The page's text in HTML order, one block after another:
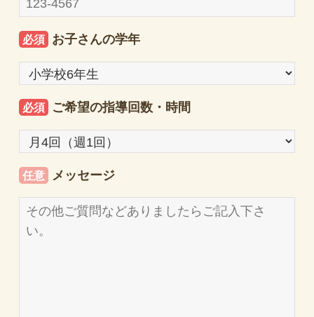
必須 お子さんの学年
必須 ご希望の指導回数・時間
任意 メッセージ